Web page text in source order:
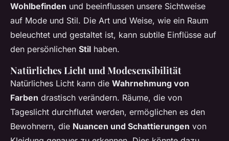
Wohlbefinden und beeinflussen unsere Sichtweise
auf Mode und Stil. Die Art und Weise, wie ein Raum
beleuchtet und gestaltet ist, kann subtile Einflüsse auf
den persönlichen Stil haben.
Natürliches Licht und Modesensibilität
Natürliches Licht kann die Wahrnehmung von
Farben drastisch verändern. Räume, die von
Tageslicht durchflutet werden, ermöglichen es den
Bewohnern, die Nuancen und Schattierungen von